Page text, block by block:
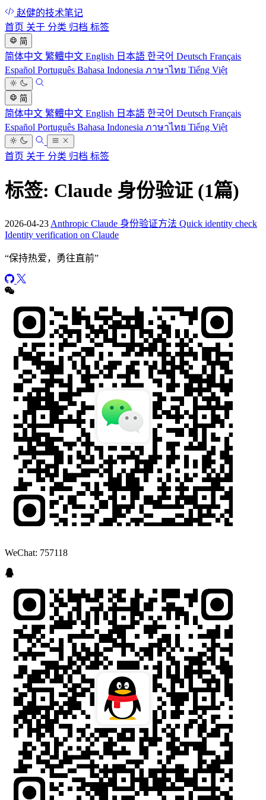
赵健的技术笔记
首页 关于 分类 归档 标签
简
简体中文 繁體中文 English 日本語 한국어 Deutsch Français
Español Português Bahasa Indonesia ภาษาไทย Tiếng Việt
简
简体中文 繁體中文 English 日本語 한국어 Deutsch Français
Español Português Bahasa Indonesia ภาษาไทย Tiếng Việt
首页 关于 分类 归档 标签
标签: Claude 身份验证 (1篇)
2026-04-23 Anthropic Claude 身份验证方法 Quick identity check
Identity verification on Claude
“保持热爱，勇往直前”
WeChat: 757118